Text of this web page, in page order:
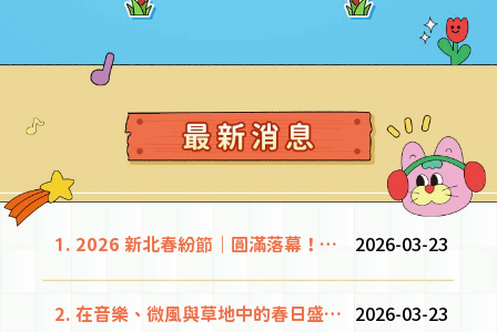
1. 2026 新北春紛節 ｜圓滿落幕！兩天吸逾64萬人次刷新紀錄 2026-03-23
2. 在音樂、微風與草地中的春日盛宴 寫下了無數難忘回憶 2026-03-23